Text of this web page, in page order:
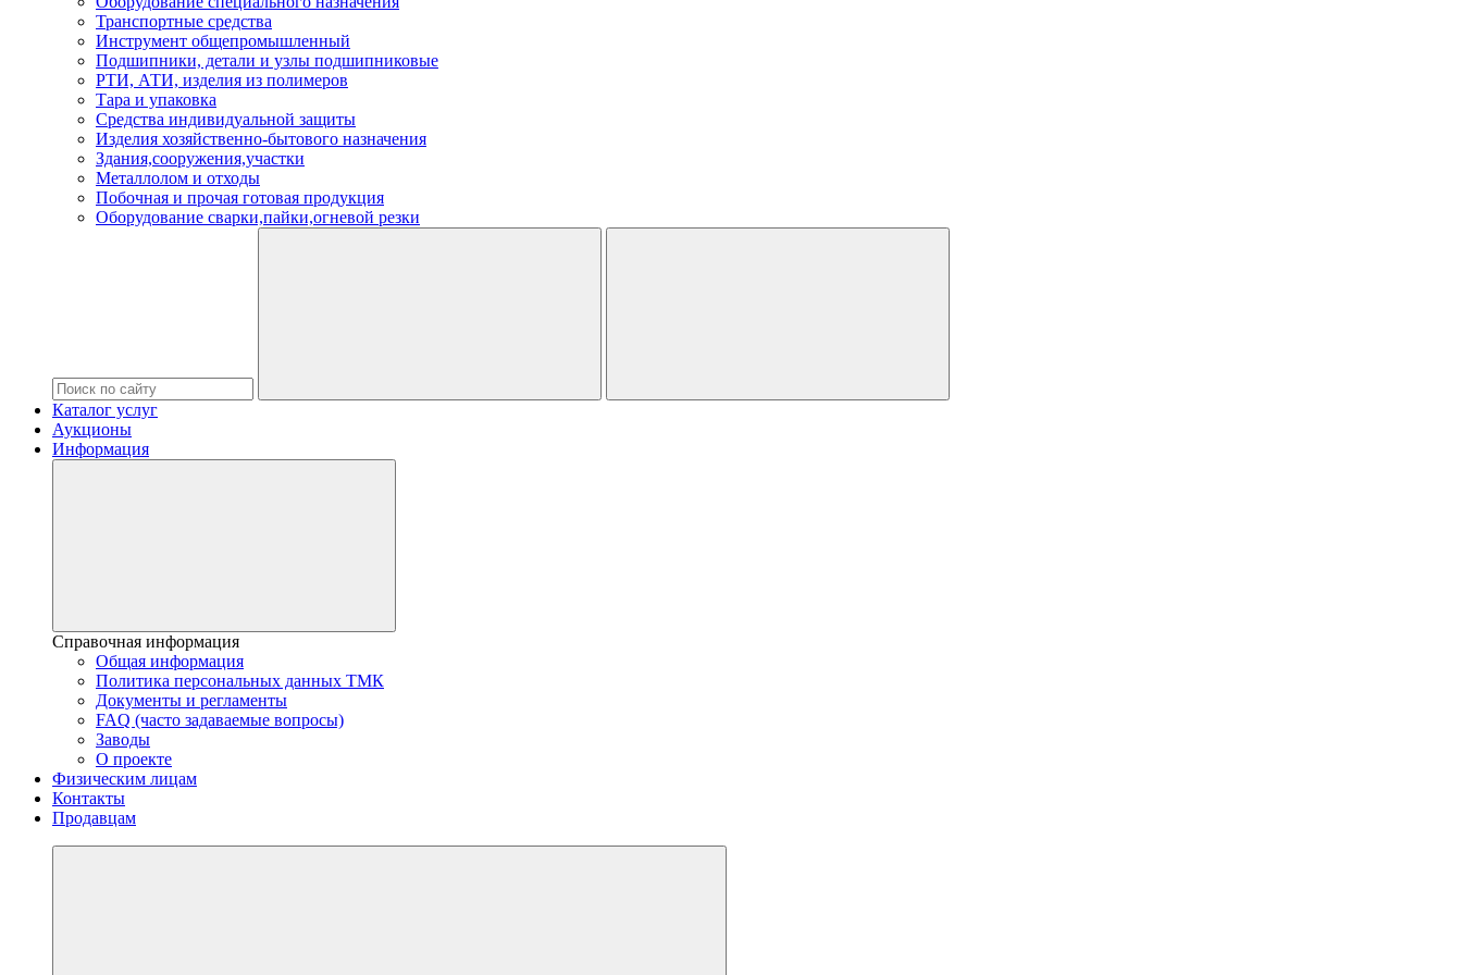
Транспортные средства
Инструмент общепромышленный
Подшипники, детали и узлы подшипниковые
РТИ, АТИ, изделия из полимеров
Тара и упаковка
Средства индивидуальной защиты
Изделия хозяйственно-бытового назначения
Здания,сооружения,участки
Металлолом и отходы
Побочная и прочая готовая продукция
Оборудование сварки,пайки,огневой резки
Каталог услуг
Аукционы
Информация
Справочная информация
Общая информация
Политика персональных данных ТМК
Документы и регламенты
FAQ (часто задаваемые вопросы)
Заводы
О проекте
Физическим лицам
Контакты
Продавцам